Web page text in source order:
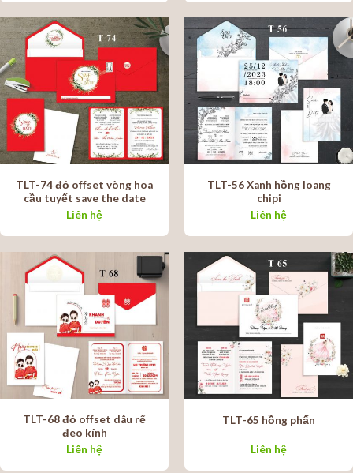
TLT-74 đỏ offset vòng hoa
cầu tuyết save the date
Liên hệ
TLT-56 Xanh hồng loang
chipi
Liên hệ
TLT-68 đỏ offset dâu rể
đeo kính
Liên hệ
TLT-65 hồng phấn
Liên hệ